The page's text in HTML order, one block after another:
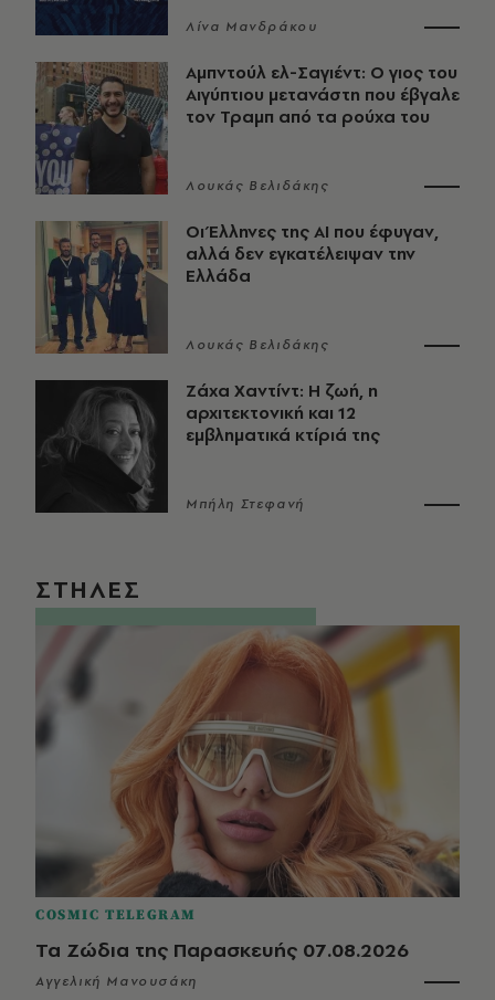
Λίνα Μανδράκου
Αμπντούλ ελ-Σαγιέντ: Ο γιος του
Αιγύπτιου μετανάστη που έβγαλε
τον Τραμπ από τα ρούχα του
Λουκάς Βελιδάκης
Οι Έλληνες της ΑΙ που έφυγαν,
αλλά δεν εγκατέλειψαν την
Ελλάδα
Λουκάς Βελιδάκης
Ζάχα Χαντίντ: Η ζωή, η
αρχιτεκτονική και 12
εμβληματικά κτίριά της
Μπήλη Στεφανή
ΣΤΗΛΕΣ
COSMIC TELEGRAM
Τα Ζώδια της Παρασκευής 07.08.2026
Αγγελική Μανουσάκη